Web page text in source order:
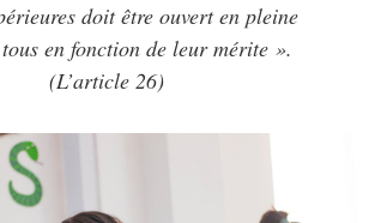
doit être ouvert en pleine
en fonction de leur mérite ».
(L’article 26)